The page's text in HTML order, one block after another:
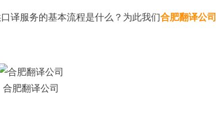
服务的基本流程是什么？为此我们合肥翻译公司
合肥翻译公司